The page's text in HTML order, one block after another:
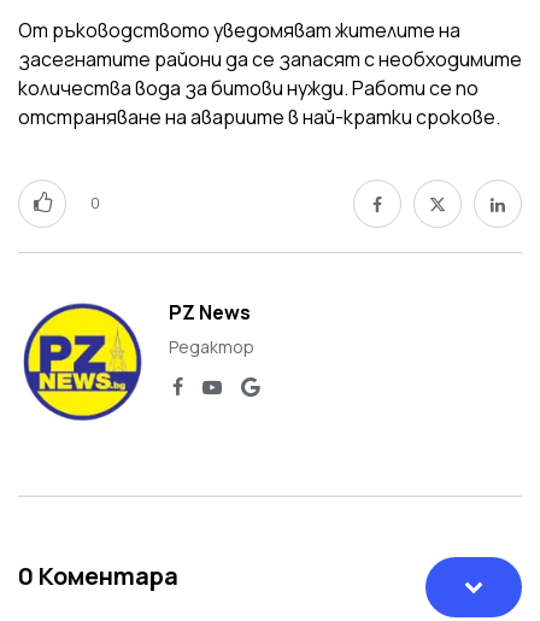
От ръководството уведомяват жителите на
засегнатите райони да се запасят с необходимите
количества вода за битови нужди. Работи се по
отстраняване на авариите в най-кратки срокове.
0
PZ News
Редактор
0 Коментара